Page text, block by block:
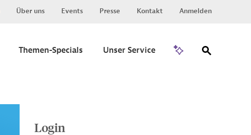
Über uns Events Presse Kontakt Anmelden
Themen-Specials Unser Service
Login